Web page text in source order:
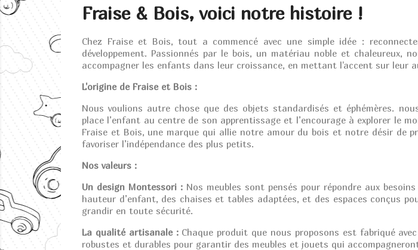
Fraise & Bois, voici notre histoire !
Chez Fraise et Bois, tout a commencé avec une simple idée :
développement. Passionnés par le bois, un matériau noble et chaleureux,
accompagner les enfants dans leur croissance, en mettant l'accent sur leur
L'origine de Fraise et Bois :
Nous voulions autre chose que des objets standardisés et éphémères.
place l’enfant au centre de son apprentissage et l’encourage à explorer le
Fraise et Bois, une marque qui allie notre amour du bois et notre désir de
favoriser l’indépendance des plus petits.
Nos valeurs :
Un design Montessori : Nos meubles sont pensés pour répondre aux
hauteur d’enfant, des chaises et tables adaptées, et des espaces conçus
grandir en toute sécurité.
La qualité artisanale :Chaque produit que nous proposons est fabriqué
robustes et durables pour garantir des meubles et jouets qui